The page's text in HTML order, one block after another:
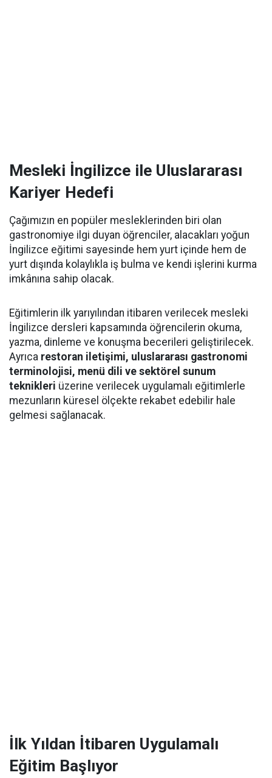
Mesleki İngilizce ile Uluslararası
Kariyer Hedefi
Çağımızın en popüler mesleklerinden biri olan
gastronomiye ilgi duyan öğrenciler, alacakları yoğun
İngilizce eğitimi sayesinde hem yurt içinde hem de
yurt dışında kolaylıkla iş bulma ve kendi işlerini kurma
imkânına sahip olacak.
Eğitimlerin ilk yarıyılından itibaren verilecek mesleki
İngilizce dersleri kapsamında öğrencilerin okuma,
yazma, dinleme ve konuşma becerileri geliştirilecek.
Ayrıca restoran iletişimi, uluslararası gastronomi
terminolojisi, menü dili ve sektörel sunum
teknikleri üzerine verilecek uygulamalı eğitimlerle
mezunların küresel ölçekte rekabet edebilir hale
gelmesi sağlanacak.
İlk Yıldan İtibaren Uygulamalı
Eğitim Başlıyor